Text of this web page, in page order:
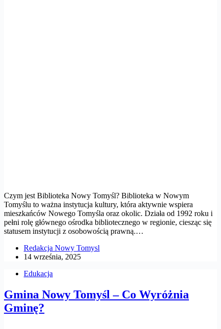
Czym jest Biblioteka Nowy Tomyśl? Biblioteka w Nowym
Tomyślu to ważna instytucja kultury, która aktywnie wspiera
mieszkańców Nowego Tomyśla oraz okolic. Działa od 1992 roku i
pełni rolę głównego ośrodka bibliotecznego w regionie, ciesząc się
statusem instytucji z osobowością prawną.…
Redakcja Nowy Tomysl
14 września, 2025
Edukacja
Gmina Nowy Tomyśl – Co Wyróżnia
Gminę?